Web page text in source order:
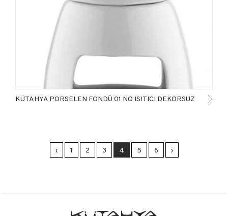
KÜTAHYA PORSELEN FONDÜ 01 NO ISITICI DEKORSUZ
‹ 1 2 3 4 5 6 ›